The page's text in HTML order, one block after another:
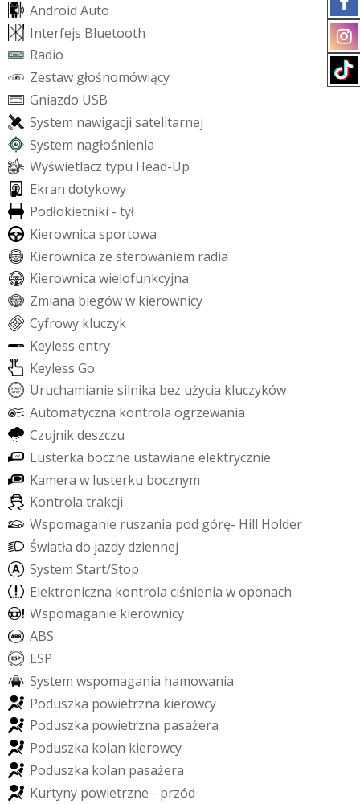
Android Auto
Interfejs Bluetooth
Radio
Zestaw głośnomówiący
Gniazdo USB
System nawigacji satelitarnej
System nagłośnienia
Wyświetlacz typu Head-Up
Ekran dotykowy
Podłokietniki - tył
Kierownica sportowa
Kierownica ze sterowaniem radia
Kierownica wielofunkcyjna
Zmiana biegóww kierownicy
Cyfrowy kluczyk
Keyless entry
Keyless Go
Uruchamianie silnika bez użycia kluczyków
Automatyczna kontrola ogrzewania
Czujnikdeszczu
Lusterka boczne ustawiane elektrycznie
Kamera w lusterku bocznym
Kontrola trakcji
Wspomaganie ruszania pod górę- Hill Holder
Światła do jazdydziennej
System Start/Stop
Elektroniczna kontrola ciśnienia woponach
Wspomaganie kierownicy
ABS
ESP
System wspomagania hamowania
Poduszka powietrzna kierowcy
Poduszka powietrzna pasażera
Poduszka kolan kierowcy
Poduszka kolan pasażera
Kurtyny powietrzne - przód